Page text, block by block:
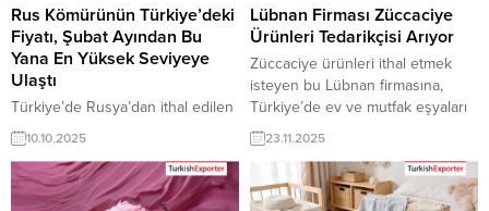
Plastik Meyve Tepsisi İthal
EdecekAmerikan Firma,...
Rus Kömürünün Türkiye’deki
Fiyatı, Şubat Ayından Bu
Yana En Yüksek Seviyeye
Ulaştı
Türkiye’de Rusya’dan ithal edilen
enerji kömürüne talep artıyor;
özellikle çimento üreticileri ve
bazı enerji şirketleri stoklarını
yüksek sezondan önce artırıyor.
10.10.2025
Lübnan Firması Züccaciye
Ürünleri Tedarikçisi Arıyor
Züccaciye ürünleri ithal etmek
isteyen bu Lübnan firmasına,
Türkiye’de ev ve mutfak eşyaları
ve dekorasyon ürünleri ile
züccaciye üreticisi veya
tedarikçisi olan ihracatçı firmalar
teklif sunabilirler. Yeni bir ihracat
23.11.2025